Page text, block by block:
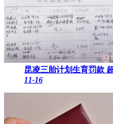
昆凌三胎计划生育罚款
11-16